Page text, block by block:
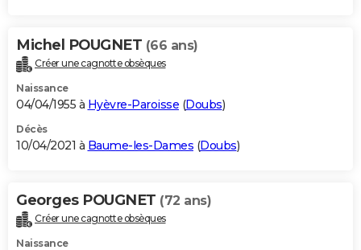
Michel POUGNET (66 ans)
Créer une cagnotte obsèques
Naissance
04/04/1955 à Hyèvre-Paroisse (Doubs)
Décès
10/04/2021 à Baume-les-Dames (Doubs)
Georges POUGNET (72 ans)
Créer une cagnotte obsèques
Naissance